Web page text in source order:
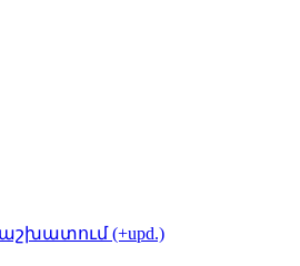
աշխատում (+upd.)